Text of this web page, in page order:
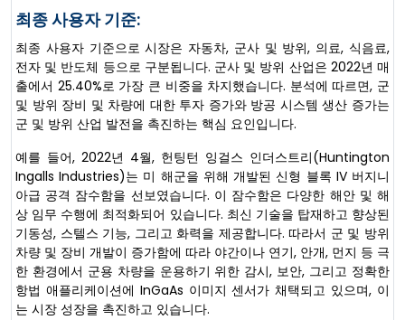
최종 사용자 기준:
최종 사용자 기준으로 시장은 자동차, 군사 및 방위, 의료, 식음료,
전자 및 반도체 등으로 구분됩니다. 군사 및 방위 산업은 2022년 매
출에서 25.40%로 가장 큰 비중을 차지했습니다. 분석에 따르면, 군
및 방위 장비 및 차량에 대한 투자 증가와 방공 시스템 생산 증가는
군 및 방위 산업 발전을 촉진하는 핵심 요인입니다.
예를 들어, 2022년 4월, 헌팅턴 잉걸스 인더스트리(Huntington
Ingalls Industries)는 미 해군을 위해 개발된 신형 블록 IV 버지니
아급 공격 잠수함을 선보였습니다. 이 잠수함은 다양한 해안 및 해
상 임무 수행에 최적화되어 있습니다. 최신 기술을 탑재하고 향상된
기동성, 스텔스 기능, 그리고 화력을 제공합니다. 따라서 군 및 방위
차량 및 장비 개발이 증가함에 따라 야간이나 연기, 안개, 먼지 등 극
한 환경에서 군용 차량을 운용하기 위한 감시, 보안, 그리고 정확한
항법 애플리케이션에 InGaAs 이미지 센서가 채택되고 있으며, 이
는 시장 성장을 촉진하고 있습니다.